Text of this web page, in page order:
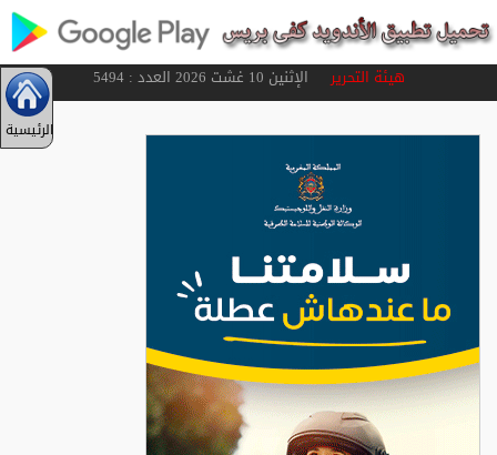
هيئة التحريرالإثنين 10 غشت 2026 العدد : 5494
الرئيسية